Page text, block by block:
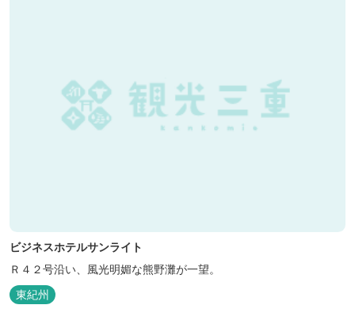
ビジネスホテルサンライト
Ｒ４２号沿い、風光明媚な熊野灘が一望。
東紀州